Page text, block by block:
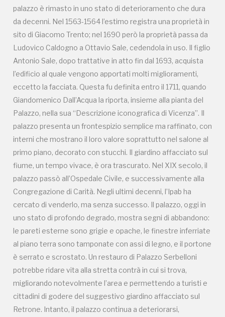
palazzo è rimasto in uno stato di deterioramento che dura
da decenni. Nel 1563-1564 l’estimo registra una proprietà in
sito di Giacomo Trento; nel 1690 però la proprietà passa da
Ludovico Caldogno a Ottavio Sale, cedendola in uso. Il figlio
Antonio Sale, dopo trattative in atto fin dal 1693, acquista
l’edificio al quale vengono apportati molti miglioramenti,
eccetto la facciata. Questa fu definita entro il 1711, quando
Giandomenico Dall’Acqua la riporta, insieme alla pianta del
Palazzo, nella sua “Descrizione iconografica di Vicenza”. Il
palazzo presenta un frontespizio semplice ma raffinato, con
interni che mostrano il loro valore soprattutto nel salone al
primo piano, decorato con stucchi. Il giardino affacciato sul
fiume, un tempo vivace, è ora trascurato. Nel XIX secolo, il
palazzo passò all’Ospedale Civile, e successivamente alla
Congregazione di Carità. Negli ultimi decenni, l’Ipab ha
cercato di venderlo, ma senza successo. Il palazzo, oggi in
uno stato di profondo degrado, mostra segni di abbandono:
le pareti esterne sono grigie e opache, le finestre inferriate
al piano terra sono tamponate con assi di legno, e il portone
è serrato e scrostato. Un restauro di Palazzo Serbelloni
potrebbe ridare vita alla stretta contrà in cui si trova,
migliorando notevolmente l’area e permettendo a turisti e
cittadini di godere del suggestivo giardino affacciato sul
Retrone. Intanto, il palazzo continua a deteriorarsi,
Palazzo, nella sua “Descrizione iconografica di Vicenza”. Il
palazzo presenta un frontespizio semplice ma raffinato, con
interni che mostrano il loro valore soprattutto nel salone al
primo piano, decorato con stucchi. Il giardino affacciato sul
fiume, un tempo vivace, è ora trascurato. Nel XIX secolo, il
palazzo passò all’Ospedale Civile, e successivamente alla
Congregazione di Carità. Negli ultimi decenni, l’Ipab ha
cercato di venderlo, ma senza successo. Il palazzo, oggi in
uno stato di profondo degrado, mostra segni di abbandono:
le pareti esterne sono grigie e opache, le finestre inferriate
al piano terra sono tamponate con assi di legno, e il portone
è serrato e scrostato. Un restauro di Palazzo Serbelloni
potrebbe ridare vita alla stretta contrà in cui si trova,
migliorando notevolmente l’area e permettendo a turisti e
cittadini di godere del suggestivo giardino affacciato sul
Retrone. Intanto, il palazzo continua a deteriorarsi,
testimoniando una storia di incuria e abbandono che si
protrae nel tempo.